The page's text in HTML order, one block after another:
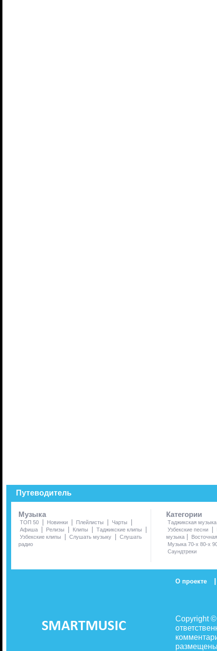
Путеводитель
Музыка
ТОП 50 | Новинки | Плейлисты | Чарты |
Афиша | Релизы | Клипы | Таджикские клипы |
Узбекские клипы | Слушать музыку | Слушать
радио
Категории
Таджикская музыка
Узбекские песни
|
музыка |
Музыка 70-х 80-х
Саундтреки
О проекте |
Copyright
размещены